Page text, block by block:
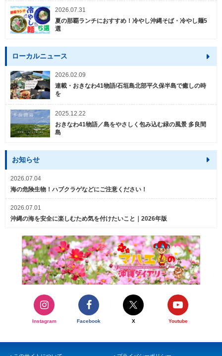
2026.07.31
夏の那覇ランチにおすすめ！冷やし沖縄そば・冷やし麺5
選
ローカルニュース
2026.02.09
連載・おきなわ41物語/石垣島北部平久保半島で癒しの時
を
2025.12.22
おきなわ41物語／島をやさしく包み込む緑の風景 多良間
島
お知らせ
2026.07.04
海の危険生物！ハブクラゲなどにご注意ください！
2026.07.01
沖縄の海を安全に楽しむため気を付けたいこと｜2026年版
Instagram Facebook X Youtube